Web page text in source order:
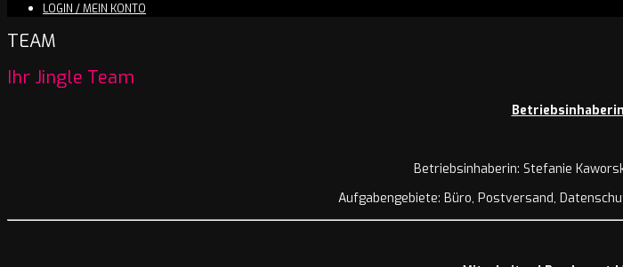
LOGIN / MEIN KONTO
TEAM
Ihr Jingle Team
Betriebsinhaberin
Betriebsinhaberin: Stefanie
Aufgabengebiete: Büro, Postversand,